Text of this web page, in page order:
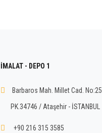
İMALAT - DEPO 1
Barbaros Mah. Millet Cad. No:25
PK.34746 / Ataşehir - İSTANBUL
+90 216 315 3585